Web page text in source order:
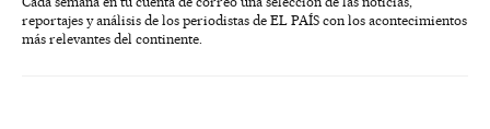
reportajes y análisis de los periodistas de EL PAÍS con los acontecimientos
más relevantes del continente.